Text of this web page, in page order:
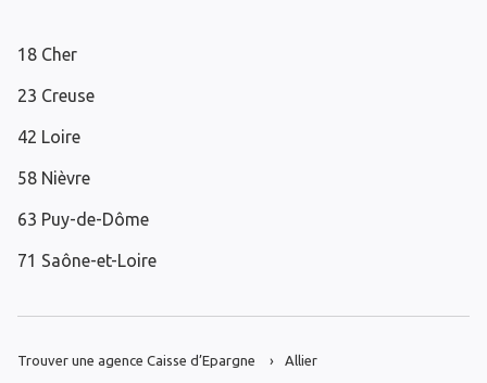
18 Cher
23 Creuse
42 Loire
58 Nièvre
63 Puy-de-Dôme
71 Saône-et-Loire
Trouver une agence Caisse d’Epargne Allier